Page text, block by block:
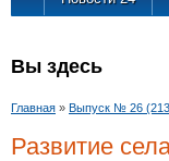
Вы здесь
Главная » Выпуск № 26
Развитие